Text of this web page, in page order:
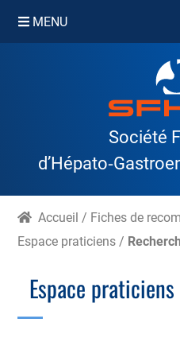
Skip
MENU
Société
Accueil / Fiches de
Espace praticiens /
Espace praticiens